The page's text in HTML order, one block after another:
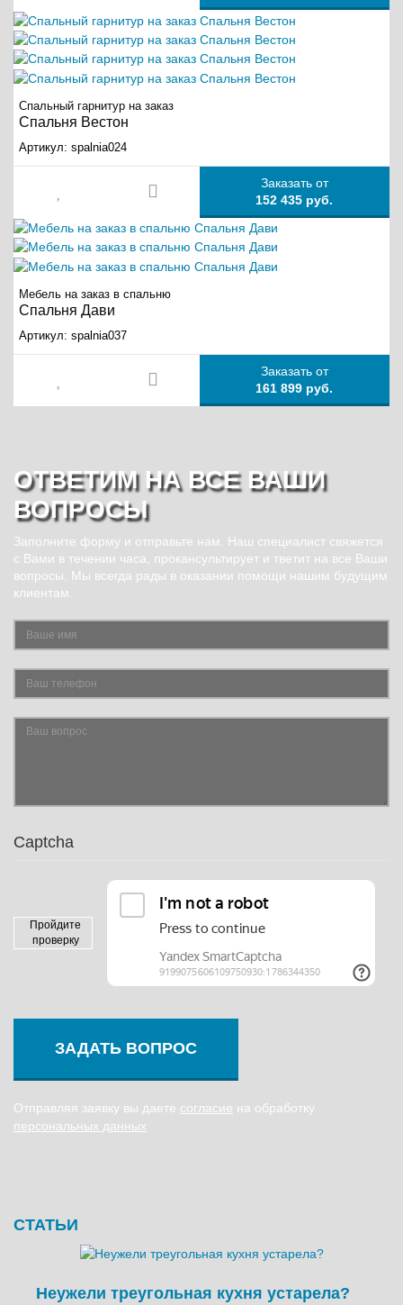
Спальный гарнитур на заказ
Спальня Вестон
Артикул: spalnia024
Заказать от
152 435 руб.
Мебель на заказ в спальню
Спальня Дави
Артикул: spalnia037
Заказать от
161 899 руб.
ОТВЕТИМ НА ВСЕ ВАШИ
ВОПРОСЫ
Заполните форму и отправьте нам. Наш специалист свяжется
с Вами в течении часа, прокансультирует и тветит на все Ваши
вопросы. Мы всегда рады в оказании помощи нашим будущим
клиентам.
Captcha
Пройдите
проверку
ЗАДАТЬ ВОПРОС
Отправляя заявку вы даете согласие на обработку
персональных данных
СТАТЬИ
Неужели треугольная кухня устарела?